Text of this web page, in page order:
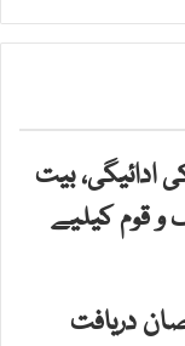
ادائیگی، بیت
قوم کیلیے
دریافت